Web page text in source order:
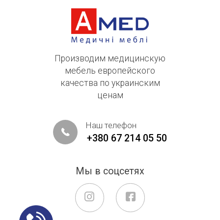
Производим медицинскую
мебель европейского
качества по украинским
ценам
Наш телефон
+380 67 214 05 50
Мы в соцсетях